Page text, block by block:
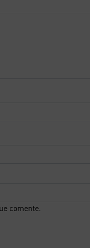
comente.